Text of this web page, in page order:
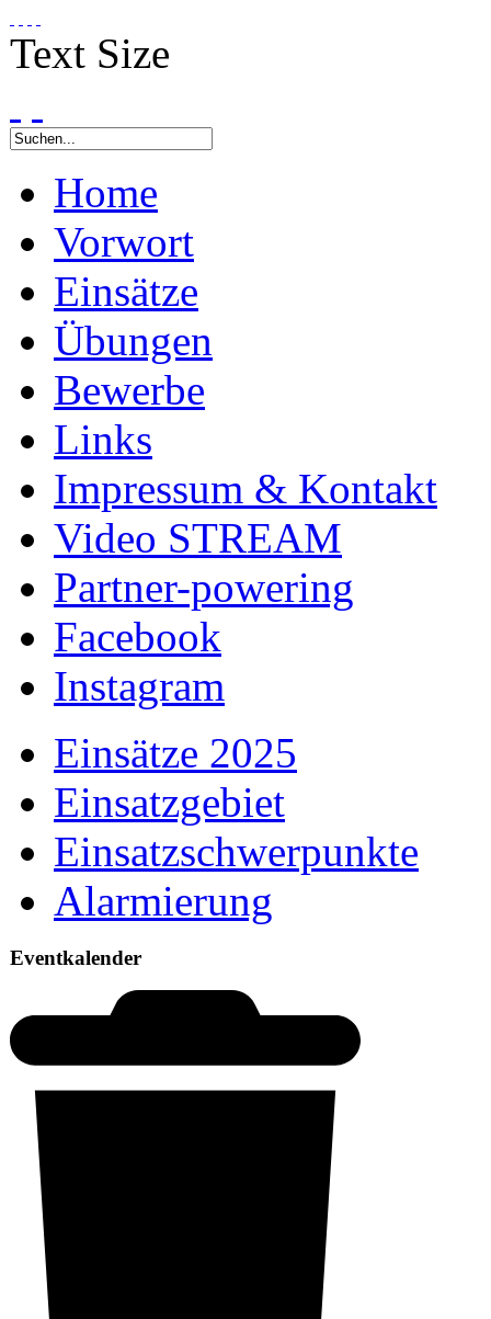
Text Size
Home
Vorwort
Einsätze
Übungen
Bewerbe
Links
Impressum & Kontakt
Video STREAM
Partner-powering
Facebook
Instagram
Einsätze 2025
Einsatzgebiet
Einsatzschwerpunkte
Alarmierung
Eventkalender